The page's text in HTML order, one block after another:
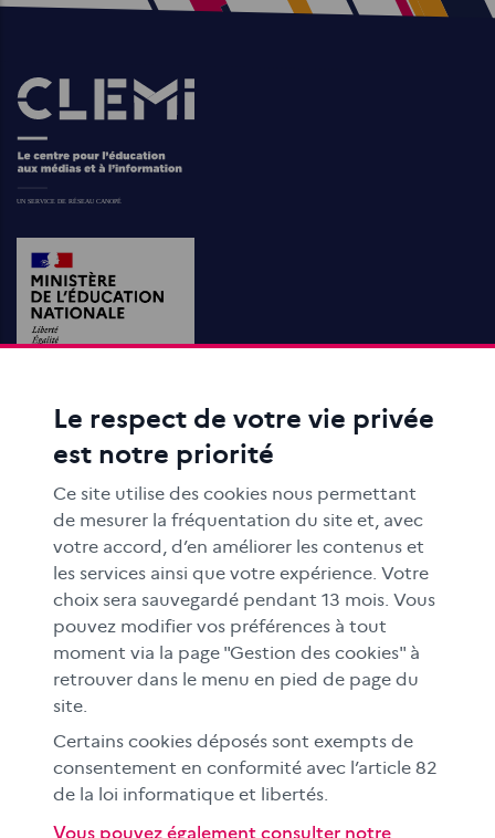
Images
ACTIONS ÉDUCATIVES
FORMATION
RESSOURCES
MÉDIAS SCOLAIRES
FAMILLES
Le CLEMI
En académies
À l'international
CLEMI sup
Espace presse
Le respect de votre vie privée
est notre priorité
Ce site utilise des cookies nous permettant
de mesurer la fréquentation du site et, avec
votre accord, d’en améliorer les contenus et
les services ainsi que votre expérience. Votre
choix sera sauvegardé pendant 13 mois. Vous
pouvez modifier vos préférences à tout
moment via la page "Gestion des cookies" à
retrouver dans le menu en pied de page du
site.
Certains cookies déposés sont exempts de
consentement en conformité avec l’article 82
de la loi informatique et libertés.
Vous pouvez également consulter notre